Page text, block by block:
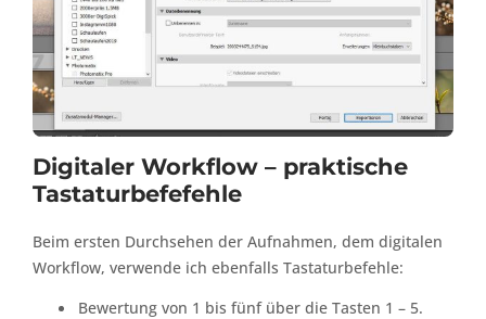
Digitaler Workflow – praktische
Tastaturbefefehle
Beim ersten Durchsehen der Aufnahmen, dem digitalen
Workflow, verwende ich ebenfalls Tastaturbefehle:
Bewertung von 1 bis fünf über die Tasten 1 – 5.